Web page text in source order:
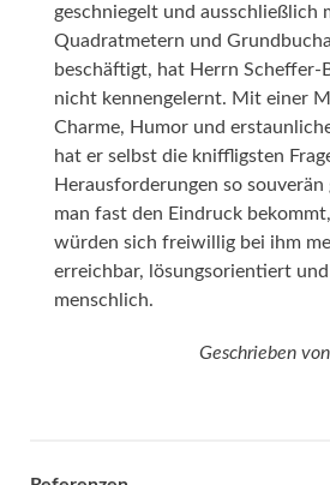
geschniegelt und ausschließlich
Quadratmetern und
beschäftigt, hat Herrn Scheffer-
nicht kennengelernt. Mit einer
Charme, Humor und
hat er selbst die kniffligsten
Herausforderungen so souverän
man fast den Eindruck
würden sich freiwillig bei ihm
erreichbar, lösungsorientiert
menschlich.
Geschrieben von